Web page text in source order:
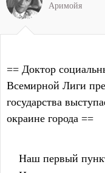
== Доктор
Всемирной Лиги
государства
окраине города ==
Наш первый
Аримойя